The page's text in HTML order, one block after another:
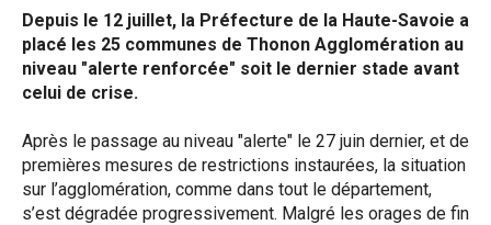
Depuis le 12 juillet, la Préfecture de la Haute-Savoie a
placé les 25 communes de Thonon Agglomération au
niveau "alerte renforcée" soit le dernier stade avant
celui de crise.
Après le passage au niveau "alerte" le 27 juin dernier, et de
premières mesures de restrictions instaurées, la situation
sur l’agglomération, comme dans tout le département,
s’est dégradée progressivement. Malgré les orages de fin